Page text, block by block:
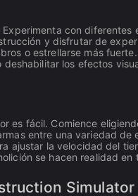
con
y disfrutar de
o estrellarse más
los efectos
es fácil. Comience
entre una variedad
ajustar la velocidad del
se hacen realidad en
Simulator